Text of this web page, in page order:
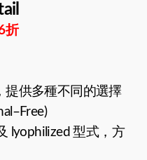
折
提供多種不同的選擇
lyophilized 型式，方